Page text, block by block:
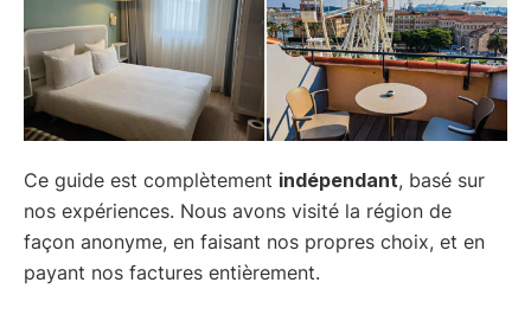
Ce guide est complètement indépendant, basé sur
nos expériences. Nous avons visité la région de
façon anonyme, en faisant nos propres choix, et en
payant nos factures entièrement.